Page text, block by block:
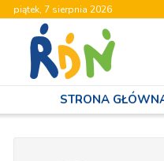
piątek, 7 sierpnia 2026
STRONA